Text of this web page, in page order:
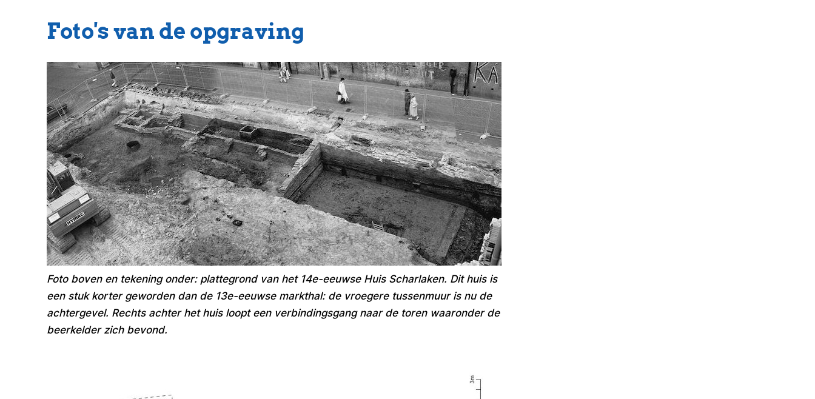
Foto's van de opgraving
Foto boven en tekening onder: plattegrond van het 14e-eeuwse Huis Scharlaken. Dit huis is
een stuk korter geworden dan de 13e-eeuwse markthal: de vroegere tussenmuur is nu de
achtergevel. Rechts achter het huis loopt een verbindingsgang naar de toren waaronder de
beerkelder zich bevond.